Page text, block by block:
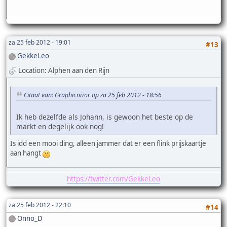
za 25 feb 2012 - 19:01
#13
GekkeLeo
Location: Alphen aan den Rijn
Citaat van: Graphicnizor op za 25 feb 2012 - 18:56
Ik heb dezelfde als Johann, is gewoon het beste op de
markt en degelijk ook nog!
Is idd een mooi ding, alleen jammer dat er een flink prijskaartje
aan hangt
https://twitter.com/GekkeLeo
za 25 feb 2012 - 22:10
#14
Onno_D